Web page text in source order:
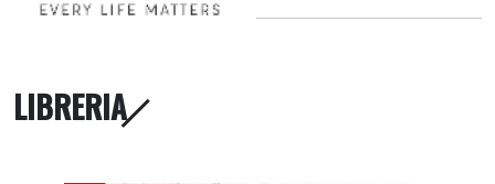
LIBRERIA